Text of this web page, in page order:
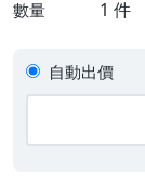
數量 1 件
自動出價